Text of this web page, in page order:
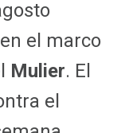
el marco
Mulier. El
el